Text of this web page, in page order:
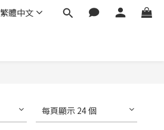
繁體中文
每頁顯示 24 個